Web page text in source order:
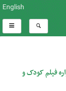
English
فیلم کودک و